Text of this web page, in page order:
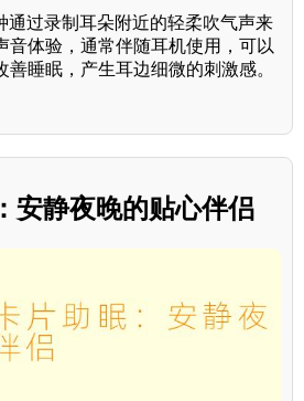
通过录制耳朵附近的轻柔吹气声来
音体验，通常伴随耳机使用，可以
睡眠，产生耳边细微的刺激感。
安静夜晚的贴心伴侣